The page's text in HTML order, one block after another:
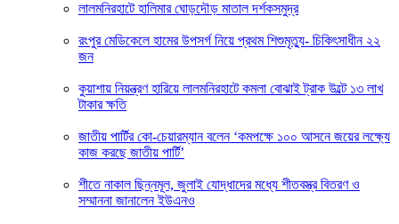
লালমনিরহাটে হালিমার ঘোড়দৌড় মাতাল দর্শকসমুদ্র
রংপুর মেডিকেলে হামের উপসর্গ নিয়ে প্রথম শিশুমৃত্যু- চিকিৎসাধীন ২২
জন
কুয়াশায় নিয়ন্ত্রণ হারিয়ে লালমনিরহাটে কমলা বোঝাই ট্রাক উল্টে ১৩ লাখ
টাকার ক্ষতি
জাতীয় পার্টির কো-চেয়ারম্যান বলেন ‘কমপক্ষে ১০০ আসনে জয়ের লক্ষ্যে
কাজ করছে জাতীয় পার্টি’
শীতে নাকাল ছিন্নমূল, জুলাই যোদ্ধাদের মধ্যে শীতবস্ত্র বিতরণ ও
সম্মাননা জানালেন ইউএনও